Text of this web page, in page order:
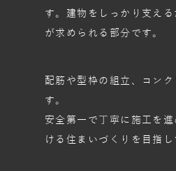
す。建物をしっかり支え
が求められる部分です。
配筋や型枠の組立、コン
す。
安全第一で丁寧に施工を
ける住まいづくりを目指し